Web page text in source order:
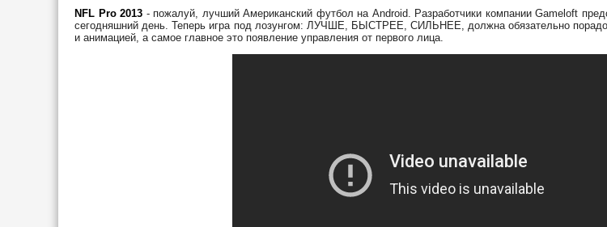
NFL Pro 2013 - пожалуй, лучший Американский футбол на Android. Разработчики компании Gameloft
сегодняшний день. Теперь игра под лозунгом: ЛУЧШЕ, БЫСТРЕЕ, СИЛЬНЕЕ, должна обязательно
и анимацией, а самое главное это появление управления от первого лица.